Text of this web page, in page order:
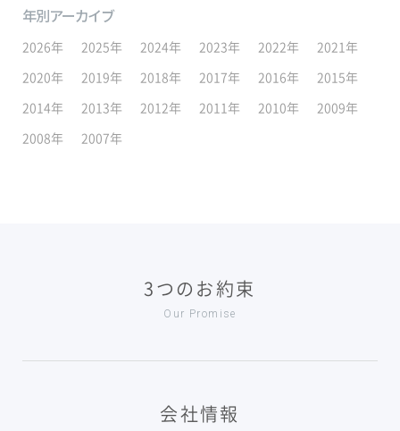
年別アーカイブ
2026年 2025年 2024年 2023年 2022年
2021年
2020年
2019年 2018年 2017年 2016年
2015年
2014年
2013年 2012年 2011年 2010年
2009年
2008年
2007年
3つのお約束
Our Promise
会社情報